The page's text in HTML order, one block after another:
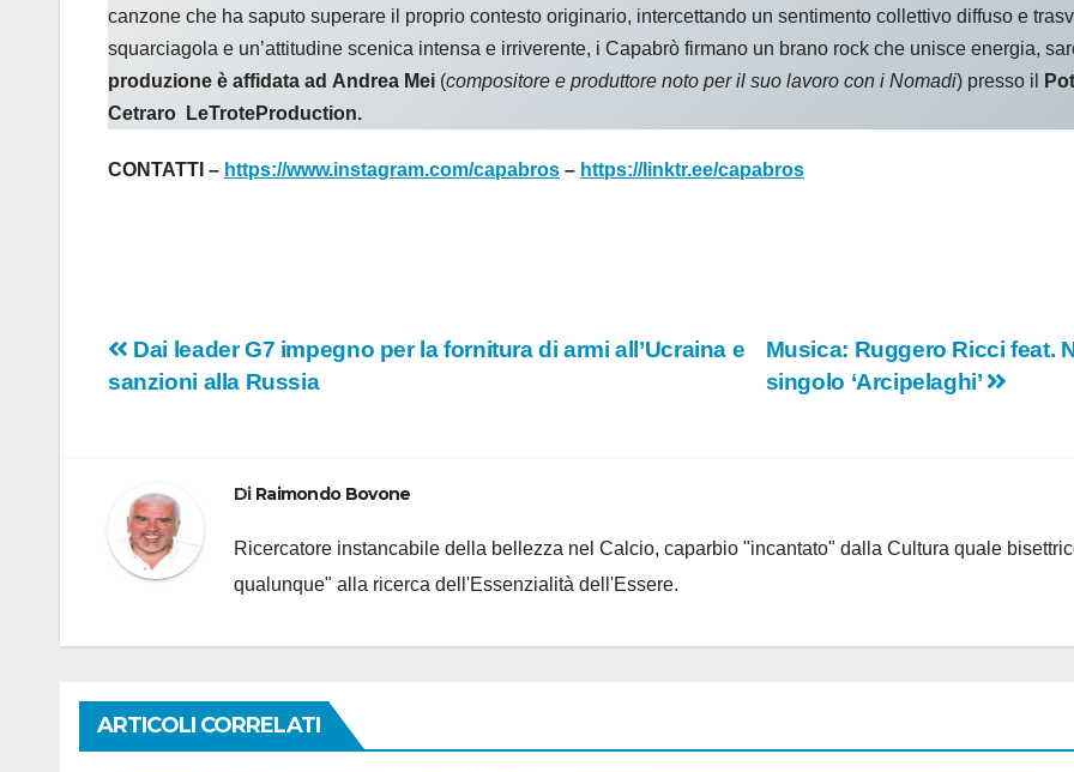
canzone che ha saputo superare il proprio contesto originario, intercettando un sentimento collettivo diffuso e
squarciagola e un’attitudine scenica intensa e irriverente, i Capabrò firmano un brano rock che unisce energia,
produzione è affidata ad Andrea Mei (compositore e produttore noto per il suo lavoro con i Nomadi) presso il
Cetraro
LeTroteProduction.
CONTATTI – https://www.instagram.com/capabros – https://linktr.ee/capabros
Navigazione
Musica: Ruggero Ricci feat.
singolo ‘Arcipelaghi’
Dai leader G7 impegno per la fornitura di armi all’Ucraina e
sanzioni alla Russia
Di Raimondo Bovone
Ricercatore instancabile della bellezza nel Calcio, caparbio "incantato" dalla Cultura quale
qualunque" alla ricerca dell'Essenzialità dell'Essere.
ARTICOLI CORRELATI